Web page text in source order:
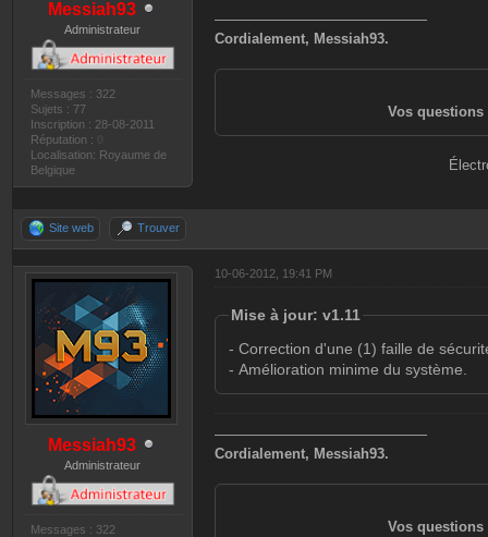
Messiah93
Administrateur
Messages : 322
Sujets : 77
Inscription : 28-08-2011
Réputation :
Localisation: Royaume de
Belgique
———————————————
Cordialement, Messiah93.
Vos questions
Site web Trouver
Messiah93
Administrateur
Messages : 322
10-06-2012, 19:41 PM
Mise à jour: v1.11
- Correction d'une (1) faille de
- Amélioration minime du système.
———————————————
Cordialement, Messiah93.
Vos questions